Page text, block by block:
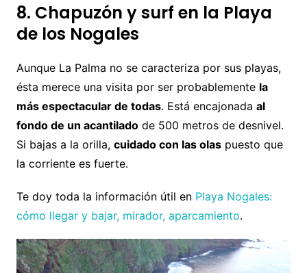
8. Chapuzón y surf en la Playa
de los Nogales
Aunque La Palma no se caracteriza por sus playas,
ésta merece una visita por ser probablemente la
más espectacular de todas. Está encajonada al
fondo de un acantiladode 500 metros de desnivel.
Si bajas a la orilla, cuidado con las olaspuesto que
la corriente es fuerte.
Te doy toda la información útil en Playa Nogales:
cómo llegar y bajar, mirador, aparcamiento.